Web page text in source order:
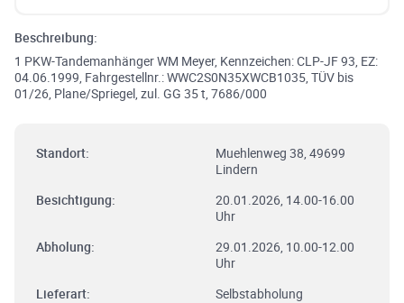
Beschreibung:
1 PKW-Tandemanhänger WM Meyer, Kennzeichen: CLP-JF 93, EZ:
04.06.1999, Fahrgestellnr.: WWC2S0N35XWCB1035, TÜV bis
01/26, Plane/Spriegel, zul. GG 35 t, 7686/000
Standort:
Muehlenweg 38, 49699
Lindern
Besichtigung:
20.01.2026, 14.00-16.00
Uhr
Abholung:
29.01.2026, 10.00-12.00
Uhr
Lieferart:
Selbstabholung